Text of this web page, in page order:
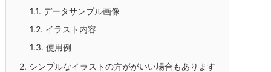
1.1. データサンプル画像
1.2. イラスト内容
1.3. 使用例
2. シンプルなイラストの方ががいい場合もあります